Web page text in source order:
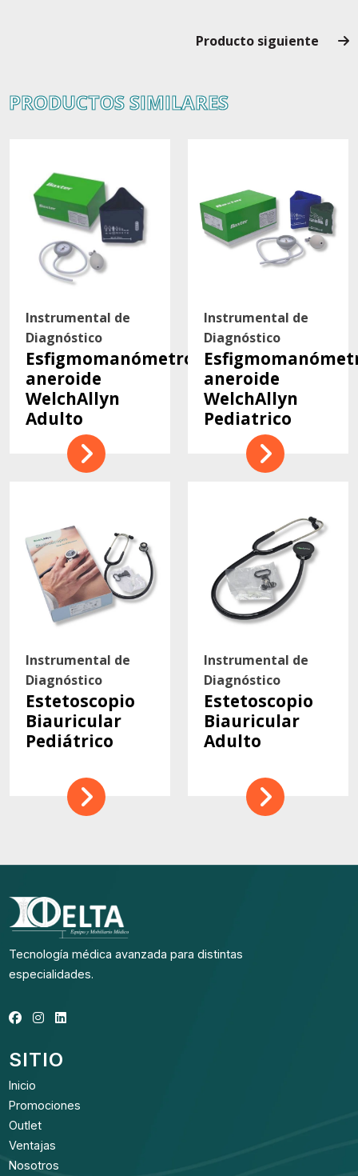
Producto siguiente
PRODUCTOS SIMILARES
Instrumental de
Diagnóstico
Esfigmomanómetro
aneroide
WelchAllyn
Adulto
Instrumental de
Diagnóstico
aneroide
WelchAllyn
Pediatrico
Instrumental de
Diagnóstico
Estetoscopio
Biauricular
Pediátrico
Instrumental de
Diagnóstico
Estetoscopio
Biauricular
Adulto
Tecnología médica avanzada para distintas
especialidades.
SITIO
Inicio
Promociones
Outlet
Ventajas
Nosotros